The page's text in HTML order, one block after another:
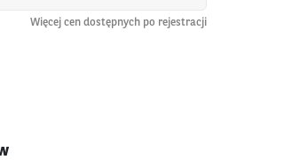
Więcej cen dostępnych po rejestracji